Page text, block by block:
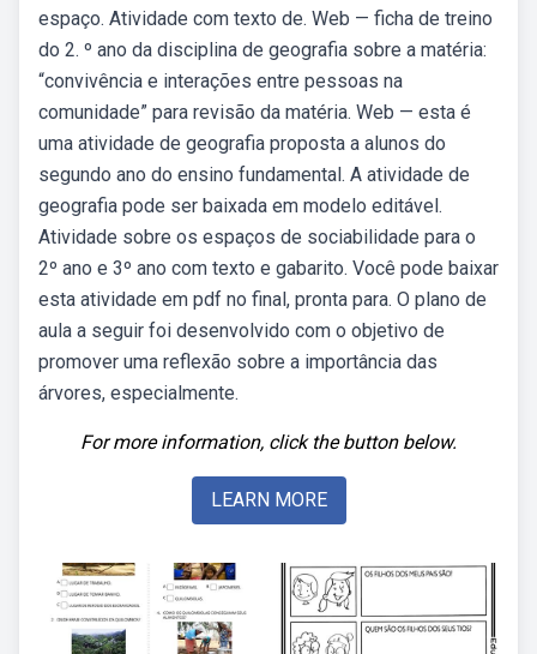
espaço. Atividade com texto de. Web — ficha de treino
do 2. º ano da disciplina de geografia sobre a matéria:
“convivência e interações entre pessoas na
comunidade” para revisão da matéria. Web — esta é
uma atividade de geografia proposta a alunos do
segundo ano do ensino fundamental. A atividade de
geografia pode ser baixada em modelo editável.
Atividade sobre os espaços de sociabilidade para o
2º ano e 3º ano com texto e gabarito. Você pode baixar
esta atividade em pdf no final, pronta para. O plano de
aula a seguir foi desenvolvido com o objetivo de
promover uma reflexão sobre a importância das
árvores, especialmente.
For more information, click the button below.
LEARN MORE